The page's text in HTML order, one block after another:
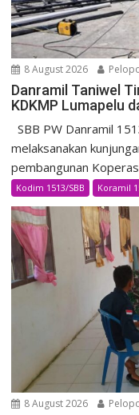
8 August 2026
Danramil Taniwel
KDKMP Lumapelu
SBB PW Danramil
melaksanakan
pembangunan
Kodim 1513/SBB Koramil
8 August 2026